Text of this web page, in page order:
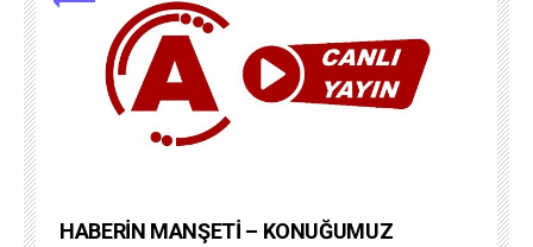
HABERİN MANŞETİ – KONUĞUMUZ